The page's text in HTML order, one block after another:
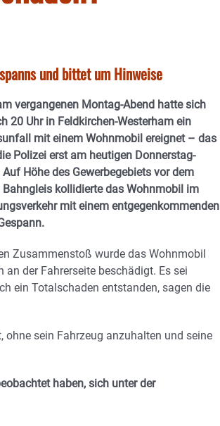
und bittet um Hinweise
vergangenen Montag-Abend hatte sich
20 Uhr in Feldkirchen-Westerham ein
mit einem Wohnmobil ereignet – das
Polizei erst am heutigen Donnerstag-
Höhe des Gewerbegebiets vor dem
kollidierte das Wohnmobil im
mit einem entgegenkommenden
Zusammenstoß wurde das Wohnmobil
an der Fahrerseite beschädigt. Es sei
ein Totalschaden entstanden, sagen die
ohne sein Fahrzeug anzuhalten und seine
haben, sich unter der